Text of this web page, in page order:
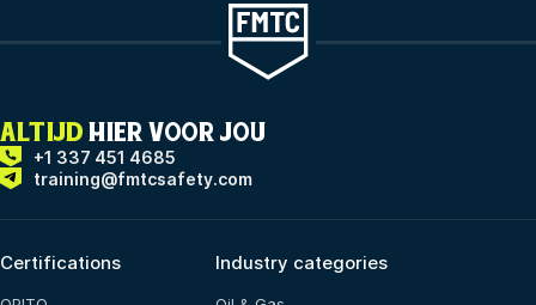
ALTIJD HIER VOOR JOU
+1 337 451 4685
training@fmtcsafety.com
Certifications Industry categories